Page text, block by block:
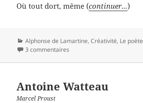
Où tout dort, même (continuer...)
Catégories
Alphonse de Lamartine,Créativité, Le poète
3 commentaires
Antoine Watteau
Marcel Proust